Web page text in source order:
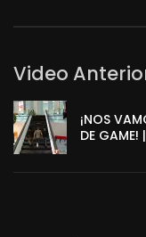
Video
¡NOS
DE